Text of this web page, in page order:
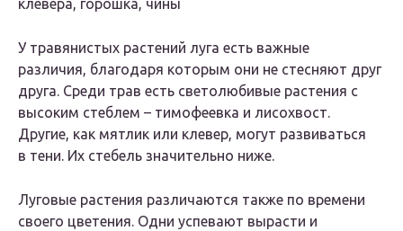
клевера, горошка, чины
У травянистых растений луга есть важные
различия, благодаря которым они не стесняют друг
друга. Среди трав есть светолюбивые растения с
высоким стеблем – тимофеевка и лисохвост.
Другие, как мятлик или клевер, могут развиваться
в тени. Их стебель значительно ниже.
Луговые растения различаются также по времени
своего цветения. Одни успевают вырасти и